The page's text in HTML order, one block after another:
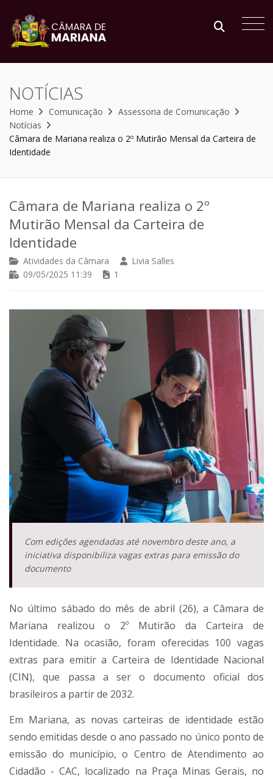
NOTÍCIAS
Home Comunicação
Assessoria de Comunicação
Notícias
Câmara de Mariana realiza o 2º Mutirão Mensal da Carteira de
Identidade
Câmara de Mariana realiza o 2º
Mutirão Mensal da Carteira de
Identidade
Atividades da Câmara
Livia Salles
09/05/2025 11:39
1
Com edições agendadas até novembro deste ano, a
iniciativa disponibiliza vagas extras para emissão do
documento
No último sábado do mês de abril (26), a Câmara de
Mariana realizou o 2º Mutirão da Carteira de
Identidade. Na ocasião, foram oferecidas 100 vagas
extras para emitir a Carteira de Identidade Nacional
(CIN), que passa a ser o documento oficial dos
brasileiros a partir de 2032.
Em Mariana, as novas carteiras de identidade estão
sendo emitidas desde o ano passado no único ponto de
emissão do município, o Centro de Atendimento ao
Cidadão - CAC, localizado na Praça Minas Gerais, no